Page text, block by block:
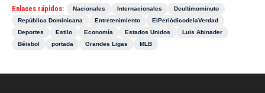
Enlaces rápidos: Nacionales Internacionales
Deultimominuto
República Dominicana
Entretenimiento
ElPeriódicodelaVerdad
Deportes
Estilo Economía Estados Unidos
Luis Abinader
Béisbol
portada Grandes Ligas MLB